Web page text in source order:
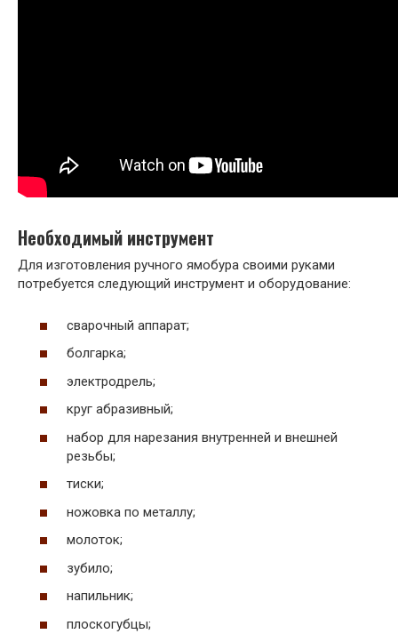
Необходимый инструмент
Для изготовления ручного ямобура своими руками
потребуется следующий инструмент и оборудование:
сварочный аппарат;
болгарка;
электродрель;
круг абразивный;
набор для нарезания внутренней и внешней
резьбы;
тиски;
ножовка по металлу;
молоток;
зубило;
напильник;
плоскогубцы;